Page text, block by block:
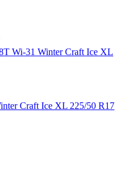
Craft Ice XL 225/50 R17